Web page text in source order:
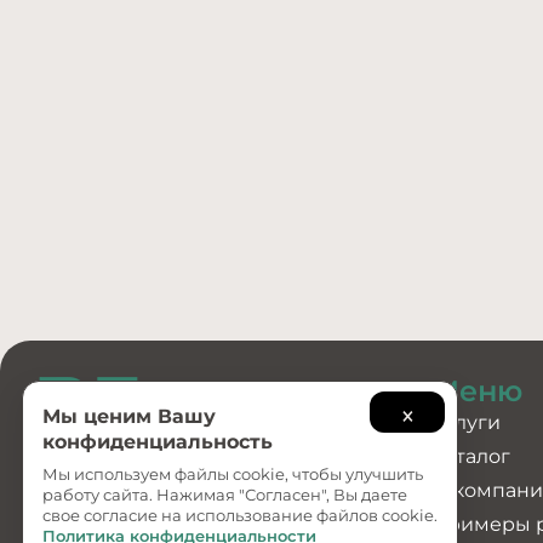
Создание и
продвижение сайтов
Меню
Услуги
Каталог
О
Примеры
×
Мы ценим Вашу
конфиденциальность
Мы используем файлы cookie, чтобы улучшить
работу сайта. Нажимая "Согласен", Вы даете
свое согласие на использование файлов cookie.
Политика конфиденциальности